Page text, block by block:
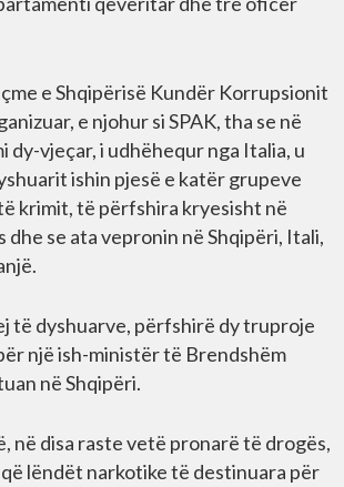
e Shqipërisë Kundër Korrupsionit
e njohur si SPAK, tha se në
dy-vjeçar, i udhëhequr nga Italia, u
ishin pjesë e katër grupeve
krimit, të përfshira kryesisht në
se ata vepronin në Shqipëri, Itali,
të dyshuarve, përfshirë dy truproje
një ish-ministër të Brendshëm
në Shqipëri.
në disa raste vetë pronarë të drogës,
lëndët narkotike të destinuara për